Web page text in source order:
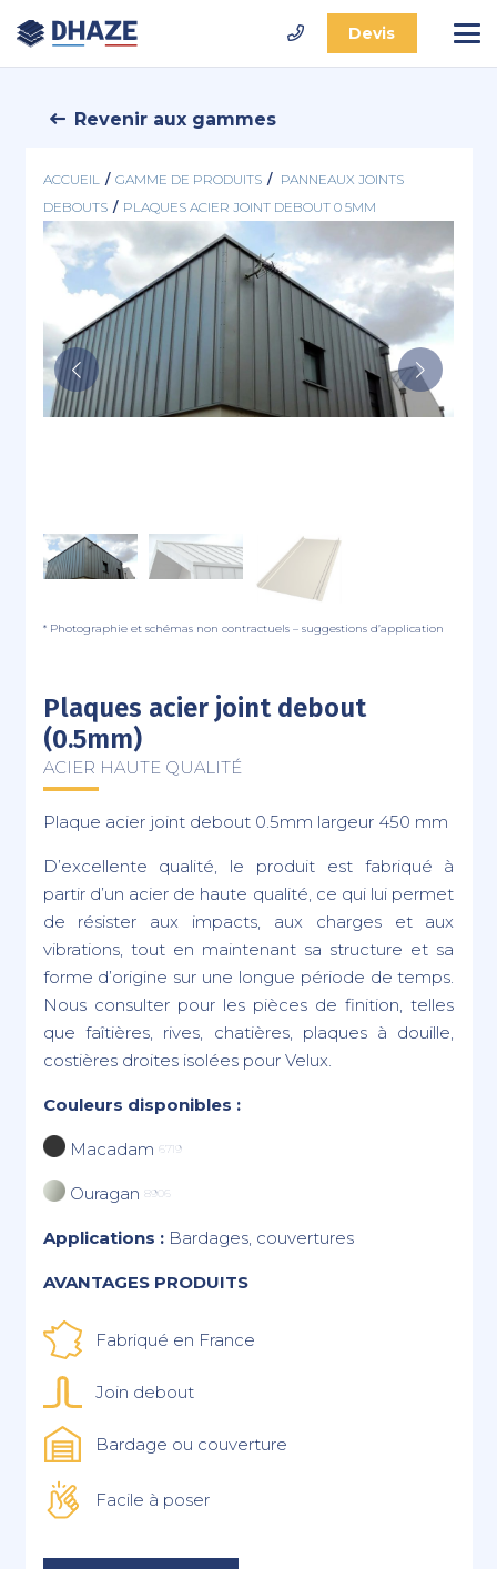
Devis
Revenir aux gammes
ACCUEIL / GAMME DE PRODUITS /
PANNEAUX JOINTS
DEBOUTS / PLAQUES ACIER JOINT DEBOUT 0 5MM
* Photographie et schémas non contractuels – suggestions d’application
Plaques acier joint debout
(0.5mm)
ACIER HAUTE QUALITÉ
Plaque acier joint debout 0.5mm largeur 450 mm
D’excellente qualité, le produit est fabriqué à
partir d’un acier de haute qualité, ce qui lui permet
de résister aux impacts, aux charges et aux
vibrations, tout en maintenant sa structure et sa
forme d’origine sur une longue période de temps.
Nous consulter pour les pièces de finition, telles
que faîtières, rives, chatières, plaques à douille,
costières droites isolées pour Velux.
Couleurs disponibles :
Macadam 6719
Ouragan 8906
Applications : Bardages, couvertures
AVANTAGES PRODUITS
Fabriqué en France
Join debout
Bardage ou couverture
Facile à poser